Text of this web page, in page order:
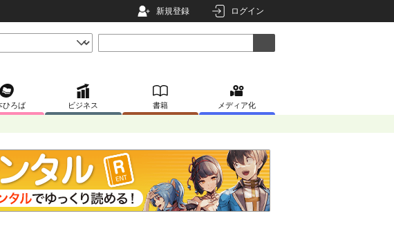
新規登録 ログイン
ひろば ビジネス 書籍 メディア化